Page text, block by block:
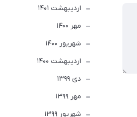
ارديبهشت 1401
مهر 1400
شهریور 1400
ارديبهشت 1400
دی 1399
مهر 1399
شهریور 1399